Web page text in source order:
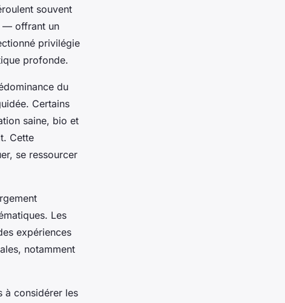
souvent
— offrant un
privilégie
profonde.
du
Certains
saine, bio et
Cette
se ressourcer
Les
expériences
notamment
à considérer les